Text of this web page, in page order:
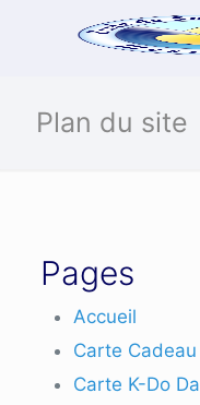
Plan du site
Pages
Accueil
Carte Cadeau
Carte K-Do